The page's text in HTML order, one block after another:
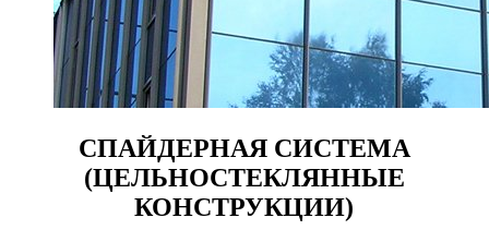
СПАЙДЕРНАЯ СИСТЕМА
(ЦЕЛЬНОСТЕКЛЯННЫЕ
КОНСТРУКЦИИ)